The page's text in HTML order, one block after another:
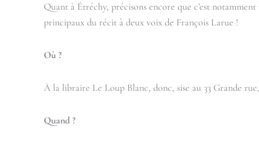
Quant à Étréchy, précisons encore que c’est
principaux du récit à deux voix de François Larue !
Où ?
À la libraire Le Loup Blanc, donc, sise au 33 Grande
Quand ?